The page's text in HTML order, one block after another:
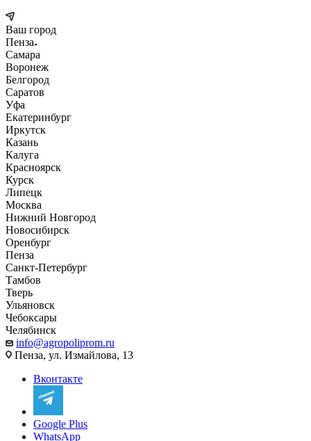
Ваш город
Пенза
Самара
Воронеж
Белгород
Саратов
Уфа
Екатеринбург
Иркутск
Казань
Калуга
Красноярск
Курск
Липецк
Москва
Нижний Новгород
Новосибирск
Оренбург
Пенза
Санкт-Петербург
Тамбов
Тверь
Ульяновск
Чебоксары
Челябинск
info@agropoliprom.ru
Пенза, ул. Измайлова, 13
Вконтакте
Google Plus
WhatsApp